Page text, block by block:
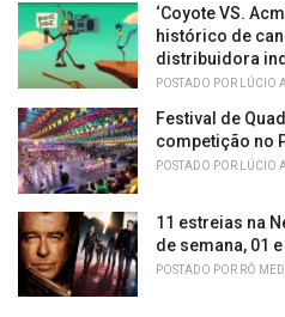
‘Coyote VS.
histórico de
distribuidora
POSTADO POR LÚCIO
Festival de
competição no
POSTADO POR LÚCIO
11 estreias na
de semana, 01
POSTADO POR RÔ